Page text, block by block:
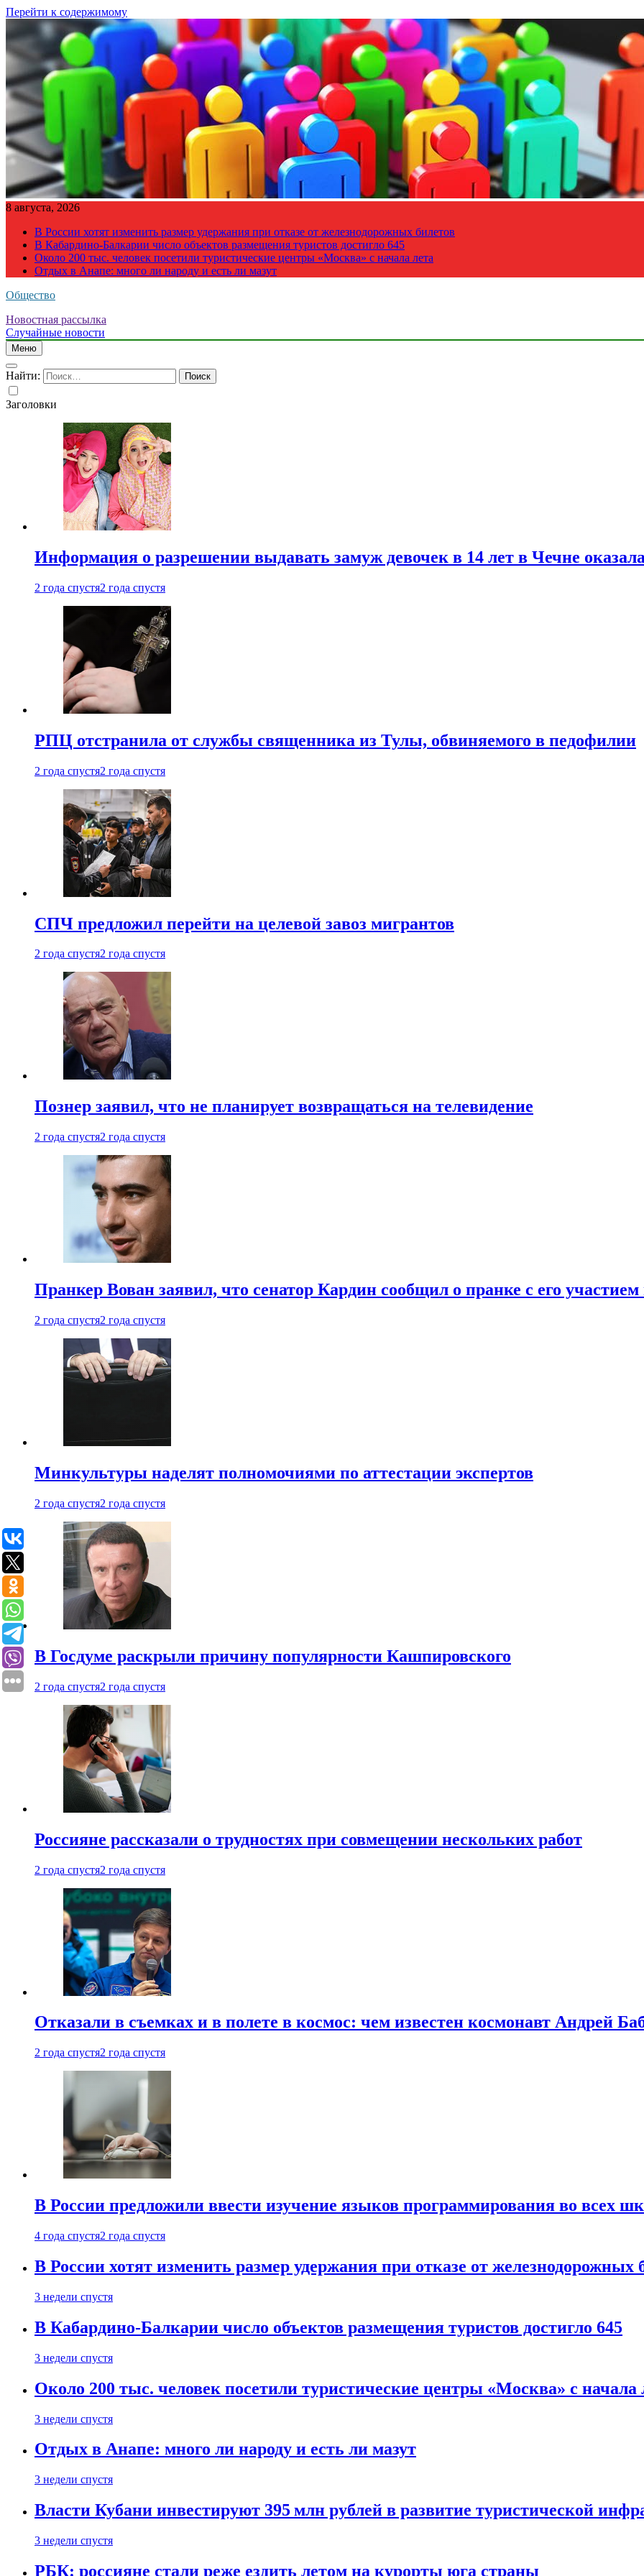
Перейти к содержимому
8 августа, 2026
В России хотят изменить размер удержания при отказе от железнодорожных билетов
В Кабардино-Балкарии число объектов размещения туристов достигло 645
Около 200 тыс. человек посетили туристические центры «Москва» с начала лета
Отдых в Анапе: много ли народу и есть ли мазут
Общество
Новостная рассылка
Случайные новости
Меню
Найти:
Заголовки
Информация о разрешении выдавать замуж девочек в 14 лет в Чечне
2 года спустя2 года спустя
РПЦ отстранила от службы священника из Тулы, обвиняемого в педофилии
2 года спустя2 года спустя
СПЧ предложил перейти на целевой завоз мигрантов
2 года спустя2 года спустя
Познер заявил, что не планирует возвращаться на телевидение
2 года спустя2 года спустя
Пранкер Вован заявил, что сенатор Кардин сообщил о пранке с его
2 года спустя2 года спустя
Минкультуры наделят полномочиями по аттестации экспертов
2 года спустя2 года спустя
В Госдуме раскрыли причину популярности Кашпировского
2 года спустя2 года спустя
Россияне рассказали о трудностях при совмещении нескольких работ
2 года спустя2 года спустя
Отказали в съемках и в полете в космос: чем известен космонавт Андрей
2 года спустя2 года спустя
В России предложили ввести изучение языков программирования во всех
4 года спустя2 года спустя
В России хотят изменить размер удержания при отказе от железнодорожных
3 недели спустя
В Кабардино-Балкарии число объектов размещения туристов достигло 645
3 недели спустя
Около 200 тыс. человек посетили туристические центры «Москва» с начала
3 недели спустя
Отдых в Анапе: много ли народу и есть ли мазут
3 недели спустя
Власти Кубани инвестируют 395 млн рублей в развитие туристической
3 недели спустя
РБК: россияне стали реже ездить летом на курорты юга страны